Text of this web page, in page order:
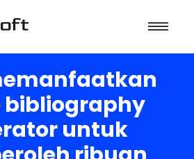
bibliography
untuk